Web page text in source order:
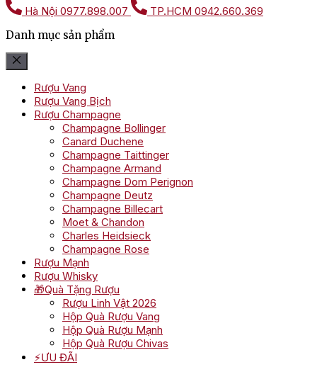
Hà Nội 0977.898.007 TP.HCM 0942.660.369
Danh mục sản phẩm
Rượu Vang
Rượu Vang Bịch
Rượu Champagne
Champagne Bollinger
Canard Duchene
Champagne Taittinger
Champagne Armand
Champagne Dom Perignon
Champagne Deutz
Champagne Billecart
Moet & Chandon
Charles Heidsieck
Champagne Rose
Rượu Mạnh
Rượu Whisky
🎁Quà Tặng Rượu
Rượu Linh Vật 2026
Hộp Quà Rượu Vang
Hộp Quà Rượu Mạnh
Hộp Quà Rượu Chivas
⚡ƯU ĐÃI